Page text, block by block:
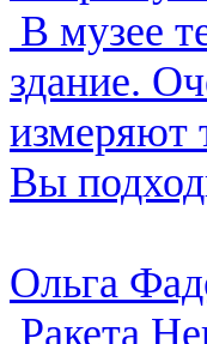
В музее
здание.
измеряют
Вы
Ольга
Ракета